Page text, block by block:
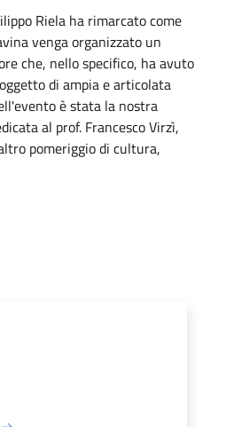
Riela ha rimarcato come
venga organizzato un
che, nello specifico, ha avuto
di ampia e articolata
è stata la nostra
al prof. Francesco Virzì,
pomeriggio di cultura,